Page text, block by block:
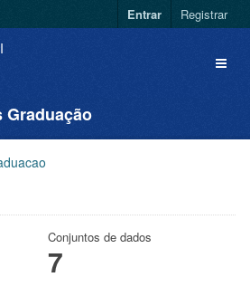
Entrar Registrar
Graduação
Conjuntos de dados
7